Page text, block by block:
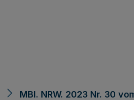
MBl. NRW. 2023 Nr. 30